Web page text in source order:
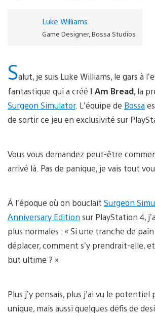
Luke Williams
Game Designer, Bossa Studios
Salut, je suis Luke Williams, le gars à
fantastique qui a créé I Am Bread, la
Surgeon Simulator. L’équipe de Bossa
de sortir ce jeu en exclusivité sur
Vous vous demandez peut-être
arrivé là. Pas de panique, je vais tout
À l’époque où on bouclait Surgeon
Anniversary Edition sur PlayStation 4,
plus normales : « Si une tranche de
déplacer, comment s’y prendrait-elle,
but ultime ? »
Plus j’y pensais, plus j’ai vu le potentiel
unique, mais aussi quelques défis de